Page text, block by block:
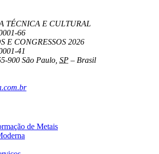
TÉCNICA E CULTURAL
66
E CONGRESSOS 2026
41
900 São Paulo SP – Brasil
de Metais